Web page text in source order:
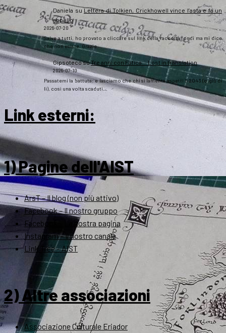
Daniela suLettera di Tolkien, Crickhowell vince l’asta e fa un
appello
2026-07-20
Salve a tutti, ho provato a cliccare sul link della raccolta fondi ma mi dice
che non esiste. Grazie
GipsotecosuTre anni con Fatica… Lost in translation
2026-07-10
Passatemi la battuta: e lasciamo che chi si lamenta aspetti il 2043 (o giù di
lì), così una volta scaduti…
Link esterni:
1) Pagine dell'AIST
ArsT – Il blog (non più attivo)
Facebook – Il nostro gruppo
Facebook – La nostra pagina
Instagram – Il nostro canale
Link Tree – AIST
2) Altre associazioni
Associazione Culturale Eriador